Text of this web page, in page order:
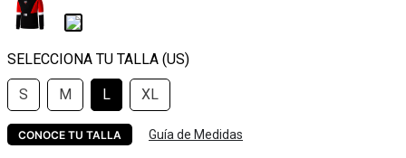
S M L XL
CONOCE TU TALLA Guía de Medidas